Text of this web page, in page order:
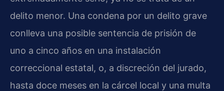
delito menor. Una condena por un delito grave
conlleva una posible sentencia de prisión de
uno a cinco años en una instalación
correccional estatal, o, a discreción del jurado,
hasta doce meses en la cárcel local y una multa